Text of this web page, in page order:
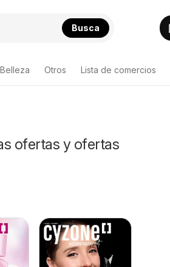
Busca
Otros Lista de comercios
ofertas y ofertas